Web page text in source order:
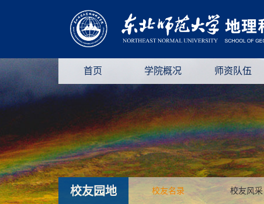
首页 学院概况 师资队伍
校友园地 校友名录 校友风采